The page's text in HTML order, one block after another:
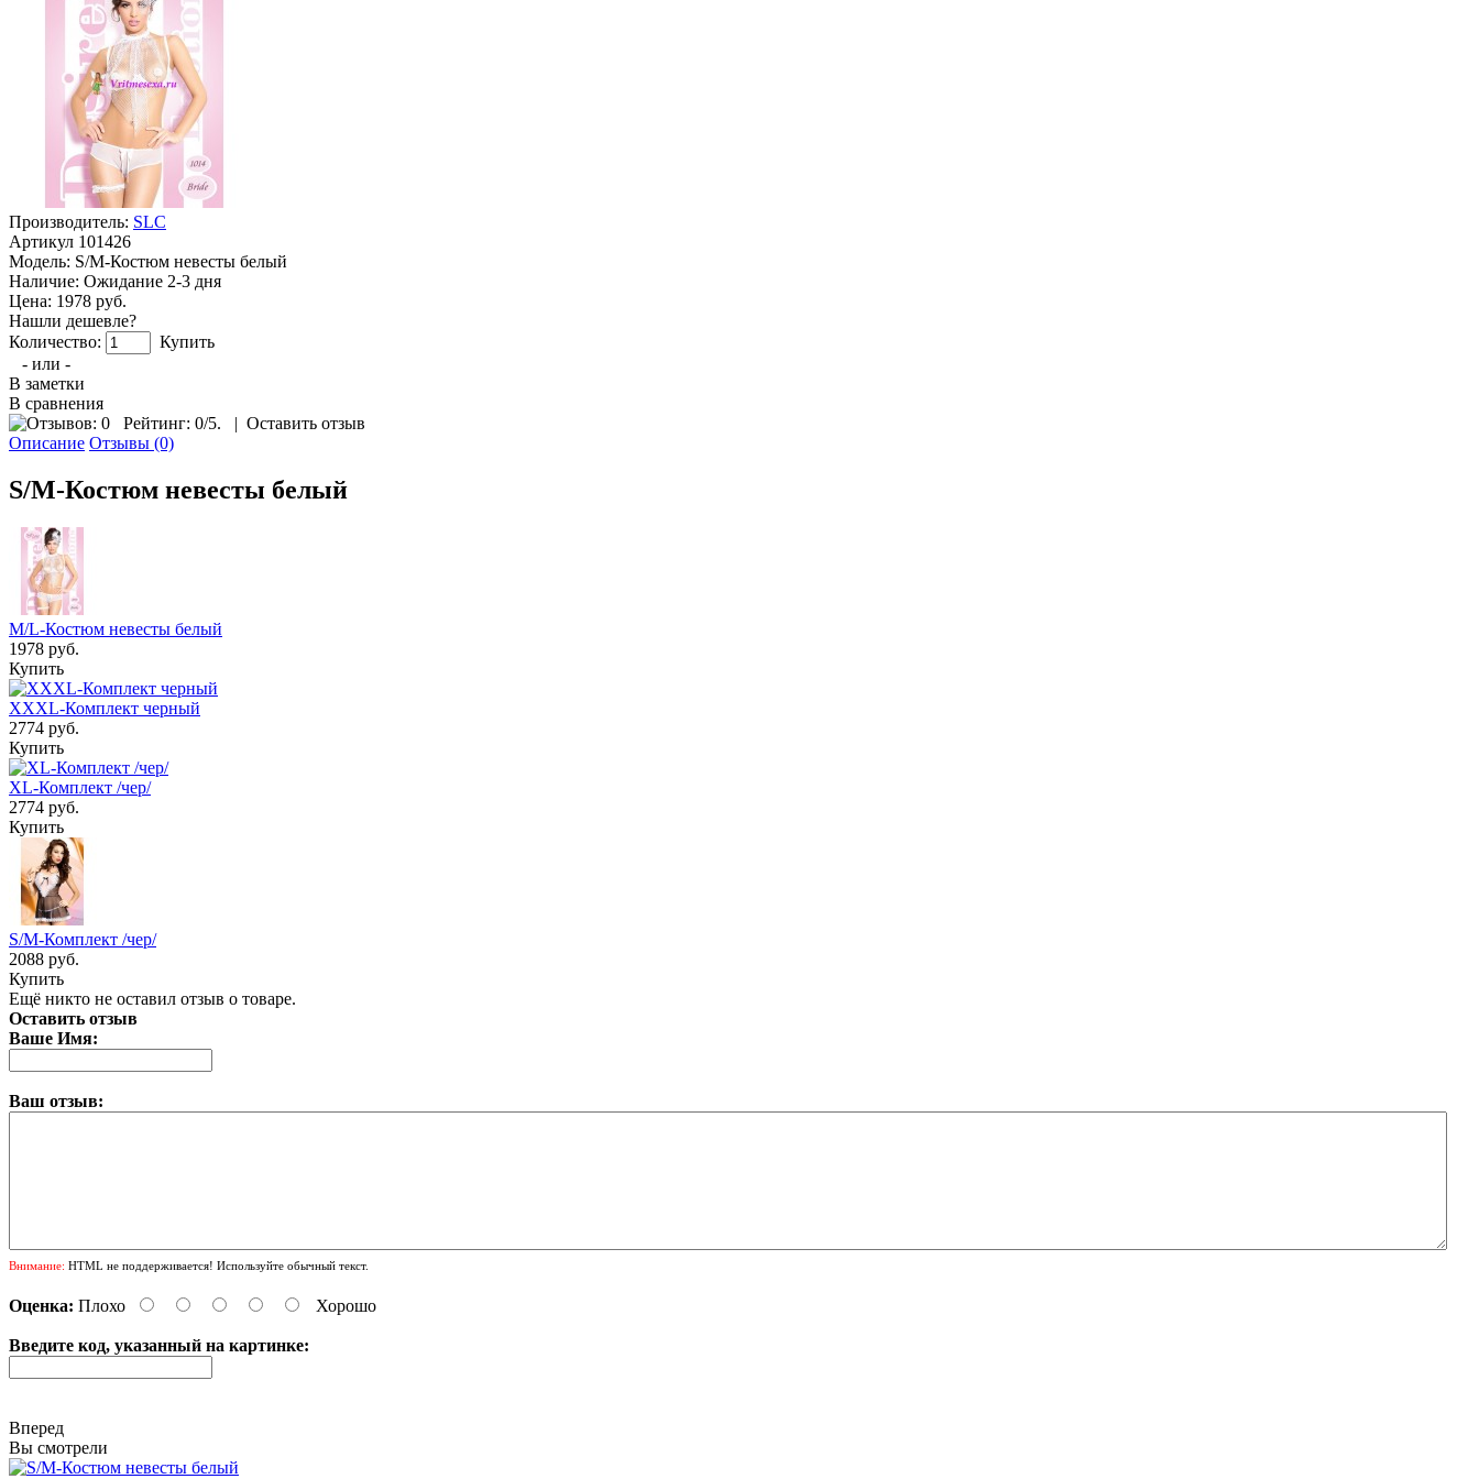
Производитель: SLC
Артикул 101426
Модель: S/M-Костюм невесты белый
Наличие: Ожидание 2-3 дня
Цена: 1978 руб.
Нашли дешевле?
Количество:
Купить
- или -
В заметки
В сравнения
Рейтинг: 0/5. | Оставить отзыв
Описание Отзывы (0)
S/M-Костюм невесты белый
M/L-Костюм невесты белый
1978 руб.
Купить
XXXL-Комплект черный
2774 руб.
Купить
XL-Комплект /чер/
2774 руб.
Купить
S/M-Комплект /чер/
2088 руб.
Купить
Ещё никто не оставил отзыв о товаре.
Оставить отзыв
Ваше Имя:
Ваш отзыв:
Внимание: HTML не поддерживается! Используйте обычный текст.
Оценка: Плохо Хорошо
Введите код, указанный на картинке:
Вперед
Вы смотрели